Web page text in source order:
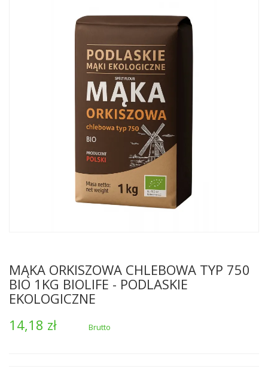
MĄKA ORKISZOWA CHLEBOWA TYP 750
BIO 1KG BIOLIFE - PODLASKIE
EKOLOGICZNE
14,18 zł
Brutto